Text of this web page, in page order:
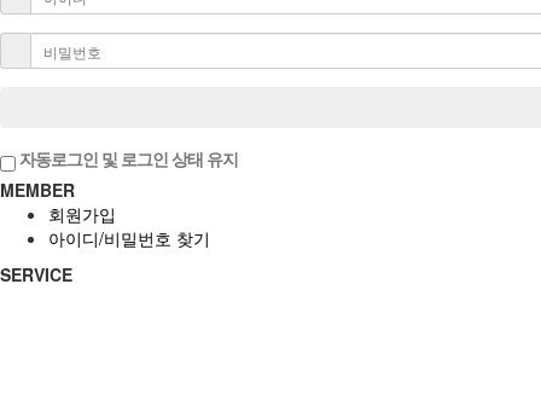
자동로그인 및 로그인 상태 유지
MEMBER
회원가입
아이디/비밀번호 찾기
SERVICE